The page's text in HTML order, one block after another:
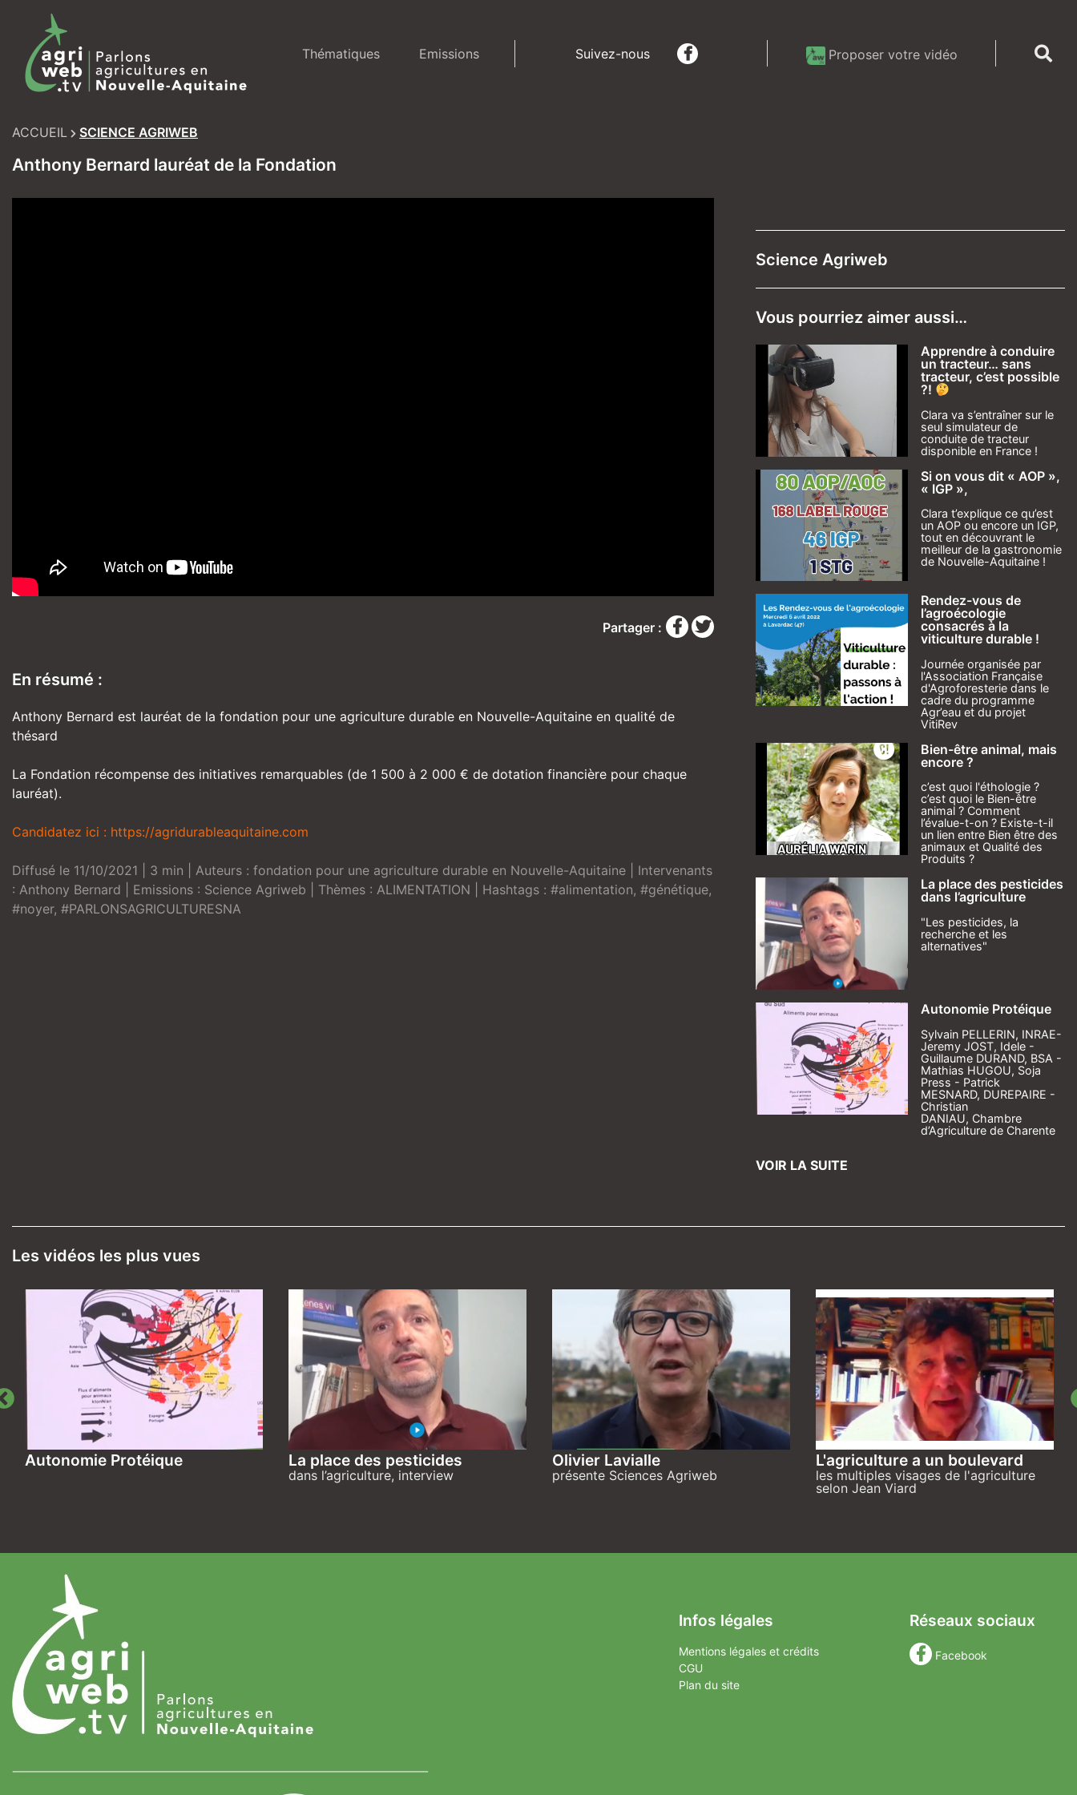
content
Thématiques Emissions Suivez-nous Proposer votre vidéo
ACCUEIL SCIENCE AGRIWEB
Anthony Bernard lauréat de la Fondation
Partager :
En résumé :
Anthony Bernard est lauréat de la fondation pour une agriculture durable en Nouvelle-Aquitaine en qualité de
thésard
La Fondation récompense des initiatives remarquables (de 1 500 à 2 000 € de dotation financière pour chaque
lauréat).
Candidatez ici : https://agridurableaquitaine.com
Diffusé le 11/10/2021 | 3 min | Auteurs : fondation pour une agriculture durable en Nouvelle-Aquitaine | Intervenants
: Anthony Bernard | Emissions : Science Agriweb | Thèmes : ALIMENTATION | Hashtags : #alimentation, #génétique,
#noyer, #PARLONSAGRICULTURESNA
Science Agriweb
Vous pourriez aimer aussi…
Apprendre à conduire
un tracteur… sans
tracteur, c’est possible
?!
Clara va s’entraîner sur le
seul simulateur de
conduite de tracteur
disponible en France !
Si on vous dit « AOP »,
« IGP »,
Clara t’explique ce qu’est
un AOP ou encore un IGP,
tout en découvrant le
meilleur de la gastronomie
de Nouvelle-Aquitaine !
Rendez-vous de
l’agroécologie
consacrés à la
viticulture durable !
Journée organisée par
l'Association Française
d'Agroforesterie dans le
cadre du programme
Agr’eau et du projet
VitiRev
Bien-être animal, mais
encore ?
c’est quoi l'éthologie ?
c’est quoi le Bien-être
animal ? Comment
l’évalue-t-on ? Existe-t-il
un lien entre Bien être des
animaux et Qualité des
Produits ?
La place des pesticides
dans l’agriculture
"Les pesticides, la
recherche et les
alternatives"
Autonomie Protéique
Sylvain PELLERIN, INRAE-
Jeremy JOST, Idele -
Guillaume DURAND, BSA -
Mathias HUGOU, Soja
Press - Patrick
MESNARD, DUREPAIRE -
Christian
DANIAU, Chambre
d’Agriculture de Charente
VOIR LA SUITE
Les vidéos les plus vues
Autonomie Protéique La place des pesticides
dans l’agriculture, interview
Olivier Lavialle
présente Sciences Agriweb
L'agriculture a un boulevard
les multiples visages de l'agriculture
selon Jean Viard
Infos légales
Mentions légales et crédits
CGU
Plan du site
Réseaux sociaux
Facebook